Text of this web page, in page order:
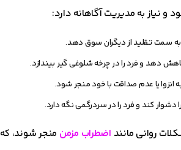
نیاز به مدیریت آگاهانه دارد:
به سمت تقلید از دیگران سوق دهد.
دهد و فرد را در چرخه شلوغی گیر بیندازد.
انزوا یا عدم صداقت با خود منجر شود.
کند و فرد را در سردرگمی نگه دارد.
روانی مانند اضطراب مزمن منجر شوند، که